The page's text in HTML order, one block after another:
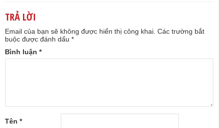
TRẢ LỜI
Email của bạn sẽ không được hiển thị công khai. Các trường bắt
buộc được đánh dấu *
Bình luận *
Tên *